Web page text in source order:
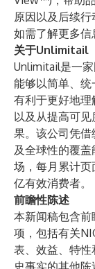
原因以及后续行
如需了解更多信
关于Unlimitail
Unlimitail是一
能够以简单、
有利于更好地理
以及从提高可
果。该公司凭
及全球性的覆
场，每月累计
亿有效消费者。
前瞻性陈述
本新闻稿包含
项，包括有关
表、效益、特
史事实的其他